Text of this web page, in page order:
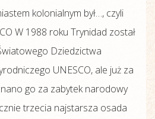
kolonialnym był…, czyli
W 1988 roku Trynidad został
Dziedzictwa
UNESCO, ale już za
go za zabytek narodowy
trzecia najstarsza osada